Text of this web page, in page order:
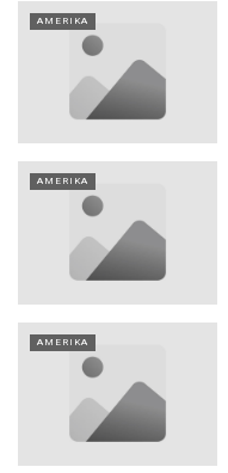
AMERIKA
AMERIKA
AMERIKA